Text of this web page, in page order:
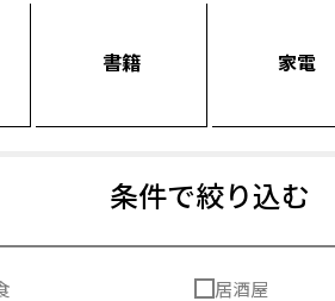
書籍 家電
条件で絞り込む
居酒屋